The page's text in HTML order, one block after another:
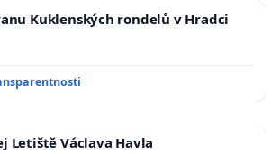
Kuklenských rondelů v Hradci
Letiště Václava Havla